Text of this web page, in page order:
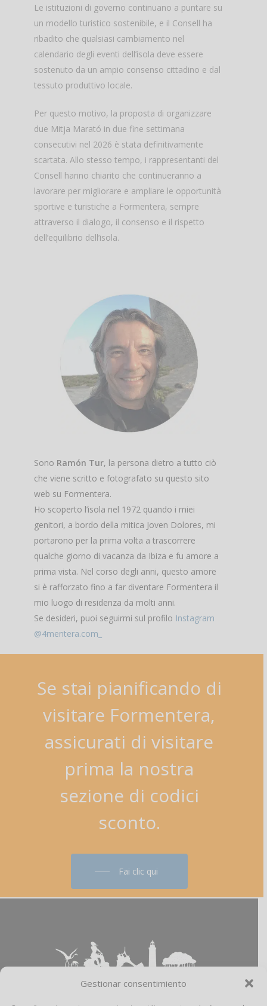
Gestionar consentimiento
Le istituzioni di governo continuano a puntare su
un modello turistico sostenibile, e il Consell ha
ribadito che qualsiasi cambiamento nel
calendario degli eventi dell’isola deve essere
sostenuto da un ampio consenso cittadino e dal
tessuto produttivo locale.
Per questo motivo, la proposta di organizzare
due Mitja Marató in due fine settimana
consecutivi nel 2026 è stata definitivamente
scartata. Allo stesso tempo, i rappresentanti del
Consell hanno chiarito che continueranno a
lavorare per migliorare e ampliare le opportunità
sportive e turistiche a Formentera, sempre
attraverso il dialogo, il consenso e il rispetto
dell’equilibrio dell’isola.
Sono Ramón Tur, la persona dietro a tutto ciò
che viene scritto e fotografato su questo sito
web su Formentera.
Ho scoperto l’isola nel 1972 quando i miei
genitori, a bordo della mitica Joven Dolores, mi
portarono per la prima volta a trascorrere
qualche giorno di vacanza da Ibiza e fu amore a
prima vista. Nel corso degli anni, questo amore
si è rafforzato fino a far diventare Formentera il
mio luogo di residenza da molti anni.
Se desideri, puoi seguirmi sul profilo Instagram
@4mentera.com_
Se stai pianificando di
visitare Formentera,
assicurati di visitare
prima la nostra
sezione di codici
sconto.
Fai clic qui